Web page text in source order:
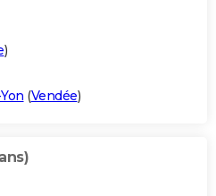
)
(Vendée)